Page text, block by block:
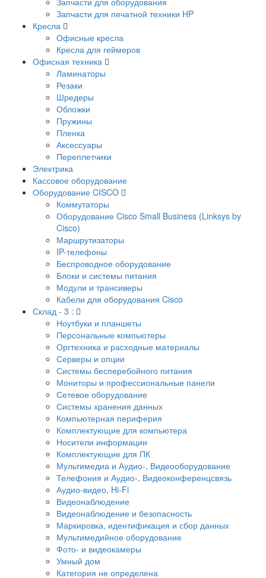
Запчасти для печатной техники HP
Кресла
Офисные кресла
Кресла для геймеров
Офисная техника
Ламинаторы
Резаки
Шредеры
Обложки
Пружины
Пленка
Аксессуары
Переплетчики
Электрика
Кассовое оборудование
Оборудование CISCO
Коммутаторы
Оборудование Cisco Small Business (Linksys by
Cisco)
Маршрутизаторы
IP-телефоны
Беспроводное оборудование
Блоки и системы питания
Модули и трансиверы
Кабели для оборудования Cisco
Склад - 3 :
Ноутбуки и планшеты
Персональные компьютеры
Оргтехника и расходные материалы
Серверы и опции
Системы бесперебойного питания
Мониторы и профессиональные панели
Сетевое оборудование
Системы хранения данных
Компьютерная периферия
Комплектующие для компьютера
Носители информации
Комплектующие для ПК
Мультимедиа и Аудио-, Видеооборудование
Телефония и Аудио-, Видеоконференцсвязь
Аудио-видео, Hi-Fi
Видеонаблюдение
Видеонаблюдение и безопасность
Маркировка, идентификация и сбор данных
Мультимедийное оборудование
Фото- и видеокамеры
Умный дом
Категория не определена